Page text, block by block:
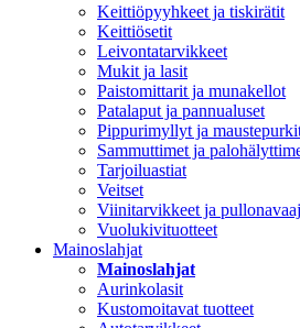
Keittiöpyyhkeet ja tiskirätit
Keittiösetit
Leivontatarvikkeet
Mukit ja lasit
Paistomittarit ja munakellot
Patalaput ja pannualuset
Pippurimyllyt ja
Sammuttimet ja
Tarjoiluastiat
Veitset
Viinitarvikkeet ja
Vuolukivituotteet
Mainoslahjat
Mainoslahjat
Aurinkolasit
Kustomoitavat tuotteet